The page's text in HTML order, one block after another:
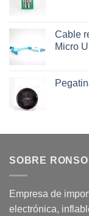
Cable
Micro
SOBRE
Empresa de
electrónica,